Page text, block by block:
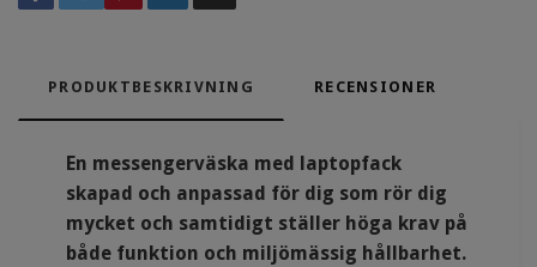
PRODUKTBESKRIVNING RECENSIONER
En messengerväska med laptopfack
skapad och anpassad för dig som rör dig
mycket och samtidigt ställer höga krav på
både funktion och miljömässig hållbarhet.